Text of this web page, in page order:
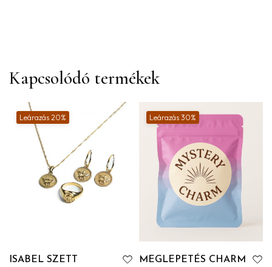
Kapcsolódó termékek
Leárazás 20%
ISABEL SZETT
Leárazás 30%
MEGLEPETÉS CHARM